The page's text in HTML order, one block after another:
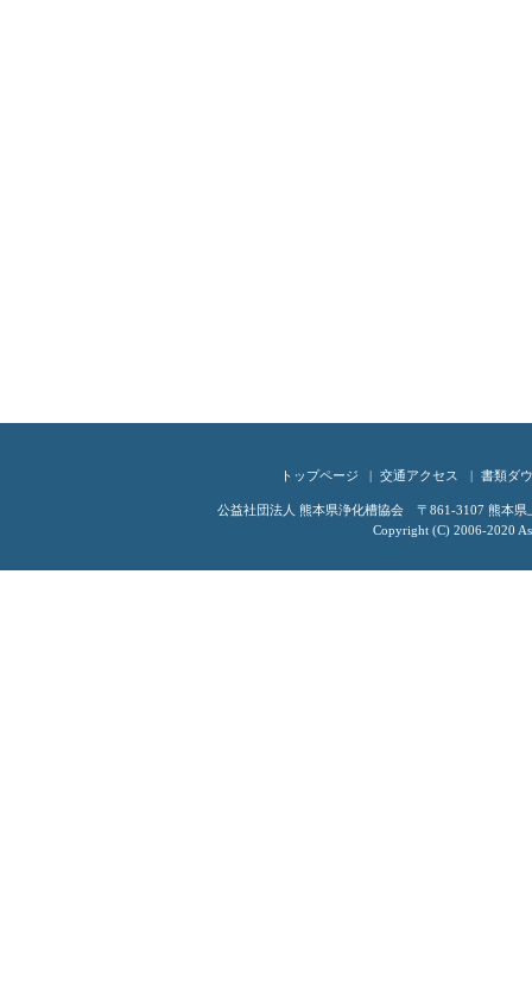
トップページ 交通アクセス 書類ダ
公益社団法人 熊本県浄化槽協会 〒861-3107 熊本
Copyright (C) 2006-2020